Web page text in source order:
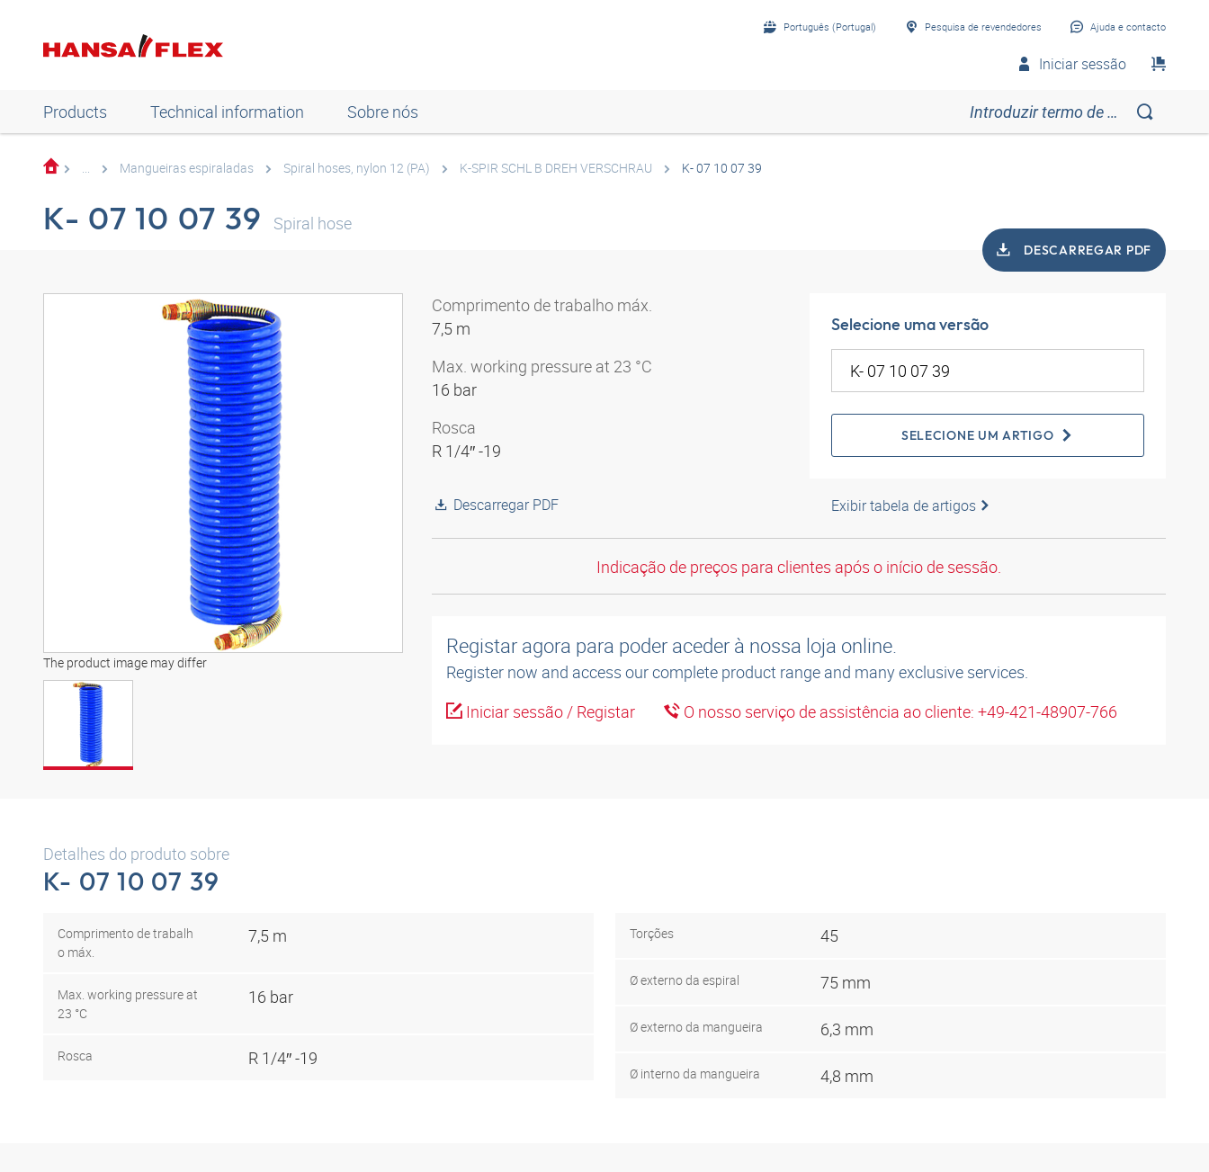
Português (Portugal) Pesquisa de revendedores Ajuda e contacto
Iniciar sessão
Products Technical information Sobre nós
... Mangueiras espiraladas Spiral hoses, nylon 12 (PA) K-SPIR SCHL B DREH VERSCHRAU K- 07 10 07 39
K- 07 10 07 39 Spiral hose
DESCARREGAR PDF
The product image may differ
Comprimento de trabalho máx.
7,5 m
Max. working pressure at 23 °C
16 bar
Rosca
R 1/4″ -19
Descarregar PDF
Selecione uma versão
SELECIONE UM ARTIGO
Exibir tabela de artigos
Indicação de preços para clientes após o início de sessão.
Registar agora para poder aceder à nossa loja online.
Register now and access our complete product range and many exclusive services.
Iniciar sessão / Registar
O nosso serviço de assistência ao cliente: +49-421-48907-766
Detalhes do produto sobre
K- 07 10 07 39
Comprimento de trabalh
o máx.
7,5 m
Max. working pressure at
23 °C
16 bar
Rosca R 1/4″ -19
Torções 45
Ø externo da espiral 75 mm
Ø externo da mangueira 6,3 mm
Ø interno da mangueira 4,8 mm